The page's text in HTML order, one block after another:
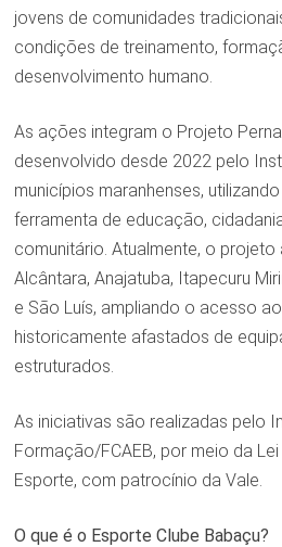
jovens de comunidades
condições de treinamento,
desenvolvimento humano.
As ações integram o Projeto
desenvolvido desde 2022 pelo
municípios maranhenses,
ferramenta de educação,
comunitário. Atualmente, o
Alcântara, Anajatuba, Itapecuru
e São Luís, ampliando o acesso
historicamente afastados de
estruturados.
As iniciativas são realizadas pelo
Formação/FCAEB, por meio da
Esporte, com patrocínio da Vale.
O que é o Esporte Clube Babaçu?